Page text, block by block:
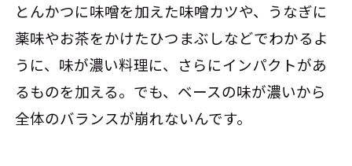
とんかつに味噌を加えた味噌カツや、うなぎに
薬味やお茶をかけたひつまぶしなどでわかるよ
うに、味が濃い料理に、さらにインパクトがあ
るものを加える。でも、ベースの味が濃いから
全体のバランスが崩れないんです。